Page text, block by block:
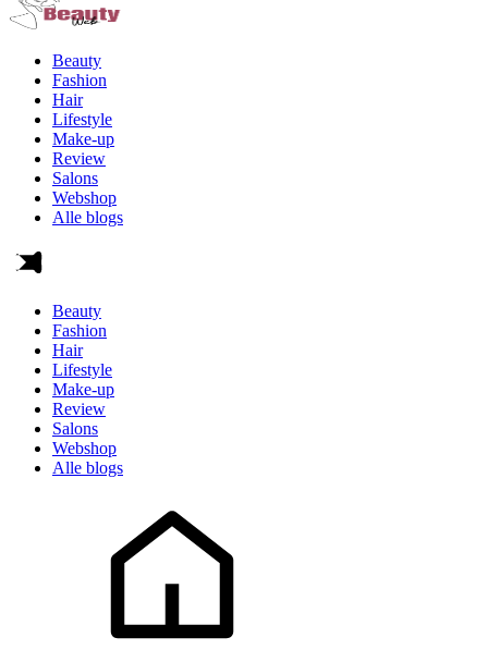
Beauty
Fashion
Hair
Lifestyle
Make-up
Review
Salons
Webshop
Alle blogs
Beauty
Fashion
Hair
Lifestyle
Make-up
Review
Salons
Webshop
Alle blogs